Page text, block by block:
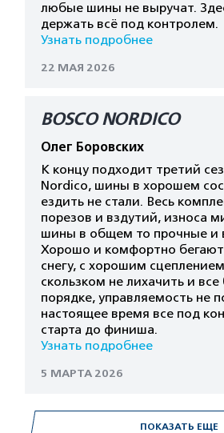
любые шины не выручат.
держать всё под контролем.
Узнать подробнее
22 МАЯ 2026
BOSCO NORDICO
Олег Боровских
К концу подходит третий
Nordico, шины в хорошем
ездить не стали. Весь
порезов и вздутий, износа
шины в общем то прочные и
Хорошо и комфортно бегают
снегу, с хорошим
скользком не лихачить и все
порядке, управляемость не
настоящее время все под
старта до финиша.
Узнать подробнее
5 МАРТА 2026
ПОКАЗАТЬ ЕЩЕ